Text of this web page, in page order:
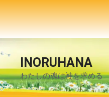
INORUHANA
わたしの魂は神を求める